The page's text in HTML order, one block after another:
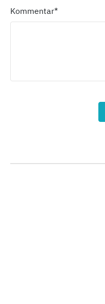
Kommentar*